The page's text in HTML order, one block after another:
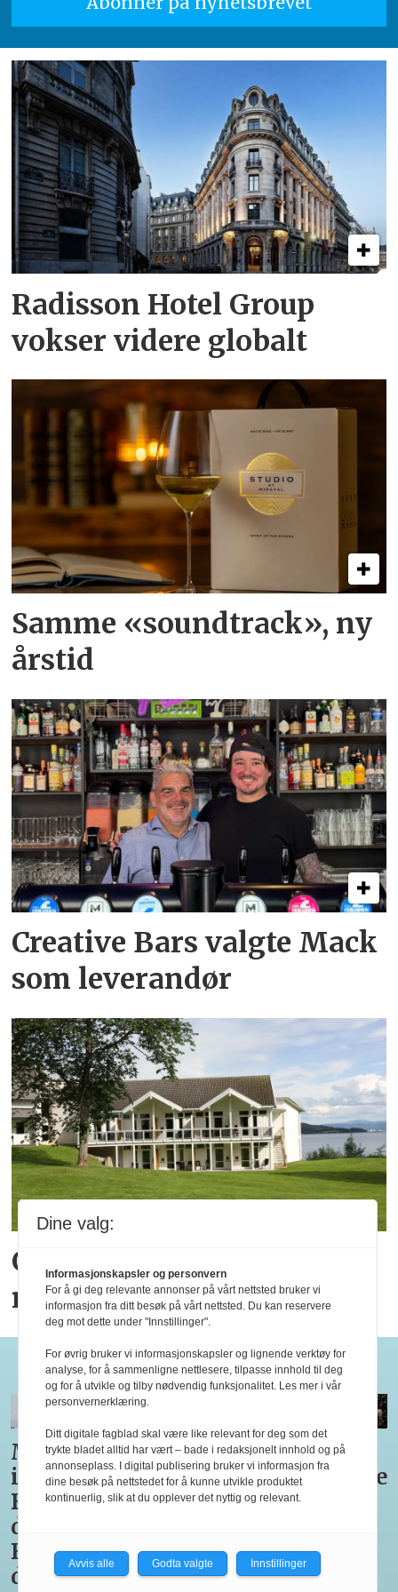
Radisson Hotel Group
vokser videre globalt
Samme «soundtrack», ny
årstid
Creative Bars valgte Mack
som leverandør
God juli for hotellene,
men ikke i hele Norge
Bocuse d'Or
Medaljestatistikk
i
Bocuse
d'Or og
Bocuse
d'Or
Nå er
alle
Pettersens
i
Marseille
Tre
retter i
Bocuse
Europe
2026
Til
Bocuse
tredje
gang
Dine valg:
Informasjonskapsler og personvern
For å gi deg relevante annonser på vårt nettsted bruker vi
informasjon fra ditt besøk på vårt nettsted. Du kan reservere
deg mot dette under "Innstillinger".
For øvrig bruker vi informasjonskapsler og lignende verktøy for
analyse, for å sammenligne nettlesere, tilpasse innhold til deg
og for å utvikle og tilby nødvendig funksjonalitet. Les mer i vår
personvernerklæring.
Ditt digitale fagblad skal være like relevant for deg som det
trykte bladet alltid har vært – bade i redaksjonelt innhold og på
annonseplass. I digital publisering bruker vi informasjon fra
dine besøk på nettstedet for å kunne utvikle produktet
kontinuerlig, slik at du opplever det nyttig og relevant.
Avvis alle Godta valgte Innstillinger